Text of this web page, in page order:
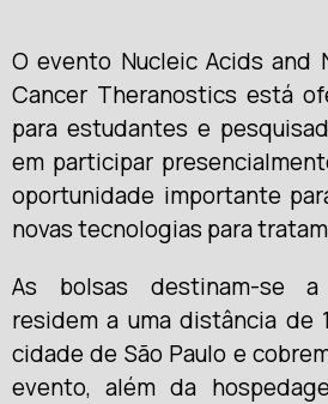
O evento Nucleic Acids and
Cancer Theranostics está
para estudantes e
em participar
oportunidade importante
novas tecnologias para
As bolsas destinam-se
residem a uma distância de
cidade de São Paulo e
evento, além da